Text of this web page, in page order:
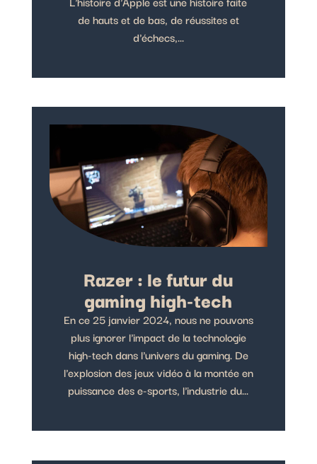
de hauts et de bas, de réussites et
d'échecs,...
Razer : le futur du
gaming high-tech
En ce 25 janvier 2024, nous ne pouvons
plus ignorer l'impact de la technologie
high-tech dans l'univers du gaming. De
l'explosion des jeux vidéo à la montée en
puissance des e-sports, l'industrie du...